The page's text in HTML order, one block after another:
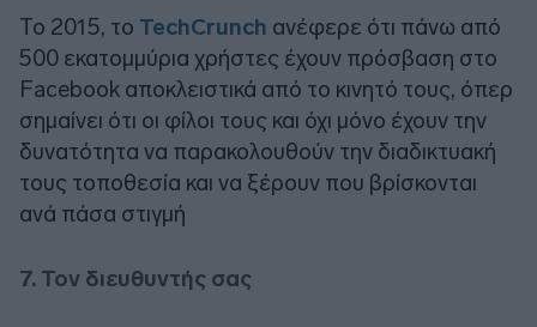
Το 2015, το TechCrunch ανέφερε ότι πάνω από
500 εκατομμύρια χρήστες έχουν πρόσβαση στο
Facebook αποκλειστικά από το κινητό τους, όπερ
σημαίνει ότι οι φίλοι τους και όχι μόνο έχουν την
δυνατότητα να παρακολουθούν την διαδικτυακή
τους τοποθεσία και να ξέρουν που βρίσκονται
ανά πάσα στιγμή
7. Τον διευθυντής σας